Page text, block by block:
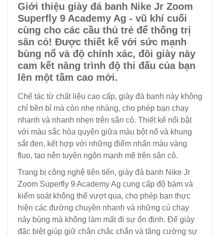
Giới thiệu giày đá banh Nike Jr Zoom
Superfly 9 Academy Ag - vũ khí cuối
cùng cho các cầu thủ trẻ để thống trị
sân cỏ! Được thiết kế với sức mạnh
bùng nổ và độ chính xác, đôi giày này
cam kết nâng trình độ thi đấu của bạn
lên một tầm cao mới.
Chế tác từ chất liệu cao cấp, giày đá banh này không
chỉ bền bỉ mà còn nhẹ nhàng, cho phép bạn chạy
nhanh và nhanh nhẹn trên sân cỏ. Thiết kế nổi bật
với màu sắc hòa quyện giữa màu bột nổ và khung
sắt đen, kết hợp với những điểm nhấn màu vàng
fluo, tạo nên tuyên ngôn mạnh mẽ trên sân cỏ.
Trang bị công nghệ tiên tiến, giày đá banh Nike Jr
Zoom Superfly 9 Academy Ag cung cấp độ bám và
kiểm soát không thể vượt qua, cho phép bạn thực
hiện các đường chuyền nhanh và những cú chạy
nảy bùng mà không làm mất đi sự ổn định. Đế giày
đặc biệt giúp giữ chân chắc chắn và tăng cường sự